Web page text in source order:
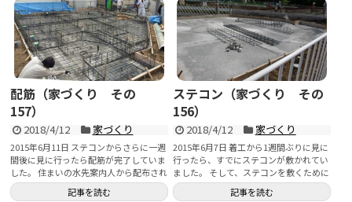
配筋（家づくり その
157）
2018/4/12 家づくり
2015年6月11日 ステコンからさらに一週
間後に見に行ったら配筋が完了していま
した。 住まいの水先案内人から配布され
る...
記事を読む
ステコン（家づくり その
156）
2018/4/12 家づくり
2015年6月7日 着工から1週間ぶりに見に
行ったら、すでにステコンが敷かれてい
ました。 そして、ステコンを敷くために
掘...
記事を読む